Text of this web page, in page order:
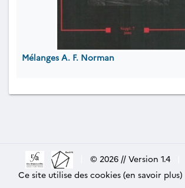
Mélanges A. F. Norman
© 2026 // Version 1.4
Ce site utilise des cookies (en savoir plus)